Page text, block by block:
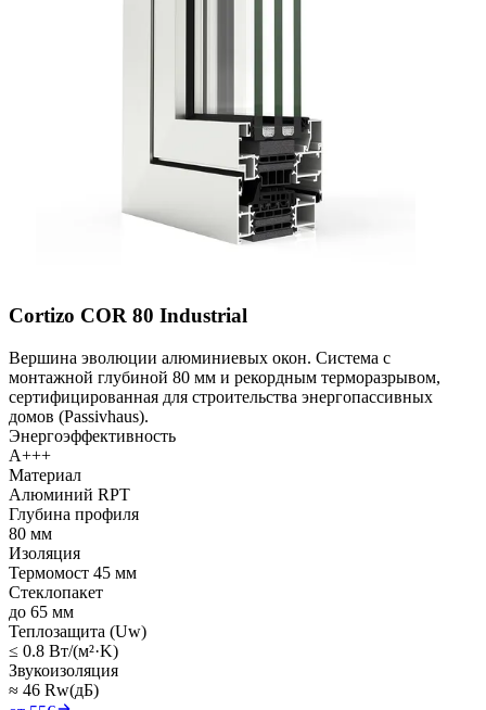
Cortizo COR 80 Industrial
Вершина эволюции алюминиевых окон. Система с
монтажной глубиной 80 мм и рекордным терморазрывом,
сертифицированная для строительства энергопассивных
домов (Passivhaus).
Энергоэффективность
A+++
Материал
Алюминий RPT
Глубина профиля
80 мм
Изоляция
Термомост 45 мм
Стеклопакет
до 65 мм
Теплозащита (Uw)
≤ 0.8 Вт/(м²·K)
Звукоизоляция
≈ 46 Rw(дБ)